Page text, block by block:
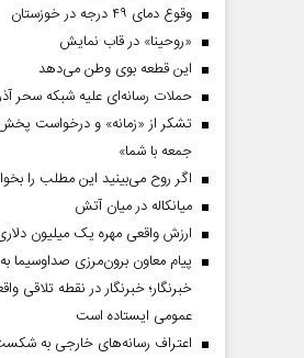
وقوع دمای ۴۹ درجه در خوزستان
«روحینا» در قاب نمایش
این قطعه بوی وطن می‌دهد
حملات رسانه‌ای علیه شبکه سحر
تشکر از «زمانه» و درخواست
جمعه با شما»
اگر روح می‌بینید این مطلب را
میانکاله در میان آتش
ارزش واقعی مهره یک میلیون
پیام معاون برون‌مرزی صداوسیما
خبرنگار؛ خبرنگار در نقطه تلاقی
عمومی ایستاده است
اعتراف رسانه‌های خارجی به